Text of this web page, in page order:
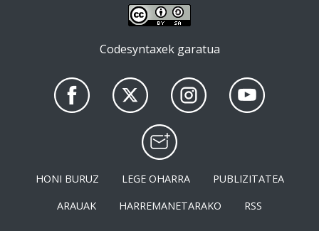
Codesyntaxek garatua
HONI BURUZ LEGE OHARRA
PUBLIZITATEA
ARAUAK
HARREMANETARAKO RSS